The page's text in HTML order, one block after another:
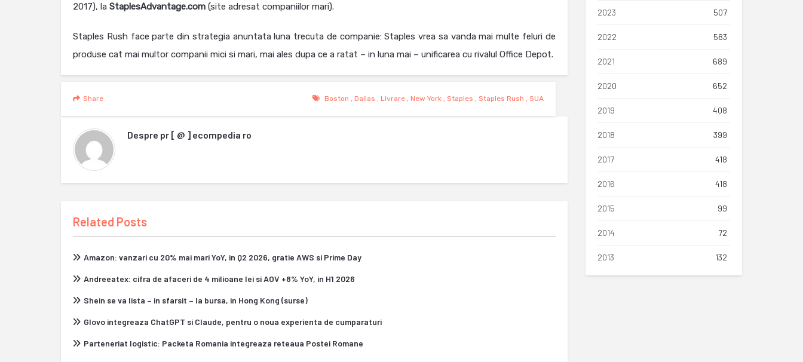
2017), la StaplesAdvantage.com (site adresat companiilor mari).
Staples Rush face parte din strategia anuntata luna trecuta de companie: Staples vrea sa vanda mai multe feluri de
produse cat mai multor companii mici si mari, mai ales dupa ce a ratat – in luna mai – unificarea cu rivalul Office Depot.
Boston , Dallas , Livrare, New York, Staples , Staples Rush , SUA
Share
Despre pr [ @ ] ecompedia ro
Related Posts
Amazon: vanzari cu 20% mai mari YoY, in Q2 2026, gratie AWS si Prime Day
Andreeatex: cifra de afaceri de 4 milioane lei si AOV +8% YoY, in H1 2026
Shein se va lista – in sfarsit – la bursa, in Hong Kong (surse)
Glovo integreaza ChatGPT si Claude, pentru o noua experienta de cumparaturi
Parteneriat logistic: Packeta Romania integreaza reteaua Postei Romane
2023 507
2022 583
2021 689
2020 652
2019 408
2018 399
2017 418
2016 418
2015 99
2014 72
2013 132